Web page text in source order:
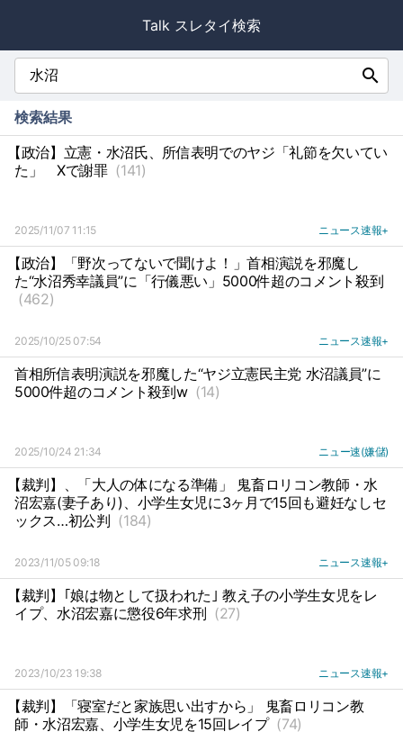
Talk スレタイ検索
search
検索結果
【政治】立憲・水沼氏、所信表明でのヤジ「礼節を欠いてい
た」
Xで謝罪 (141)
2025/11/07 11:15 ニュース速報+
【政治】「野次ってないで聞けよ！」首相演説を邪魔し
た“水沼秀幸議員”に「行儀悪い」5000件超のコメント殺到
(462)
2025/10/25 07:54 ニュース速報+
首相所信表明演説を邪魔した“ヤジ立憲民主党 水沼議員”に
5000件超のコメント殺到w (14)
2025/10/24 21:34 ニュー速(嫌儲)
【裁判】、「大人の体になる準備」 鬼畜ロリコン教師・水
沼宏嘉(妻子あり)、小学生女児に3ヶ月で15回も避妊なしセ
ックス…初公判 (184)
2023/11/05 09:18 ニュース速報+
【裁判】｢娘は物として扱われた｣ 教え子の小学生女児をレ
イプ、水沼宏嘉に懲役6年求刑 (27)
2023/10/23 19:38 ニュース速報+
【裁判】「寝室だと家族思い出すから」 鬼畜ロリコン教
師・水沼宏嘉、小学生女児を15回レイプ (74)